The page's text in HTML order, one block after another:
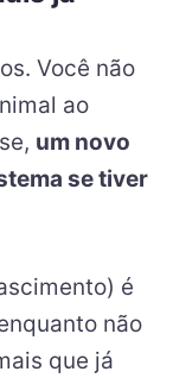
Você não
ao
um novo
se tiver
é
não
que já